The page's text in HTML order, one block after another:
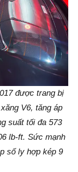
được trang bị
V6, tăng áp
suất tối đa 573
lb-ft. Sức mạnh
số ly hợp kép 9